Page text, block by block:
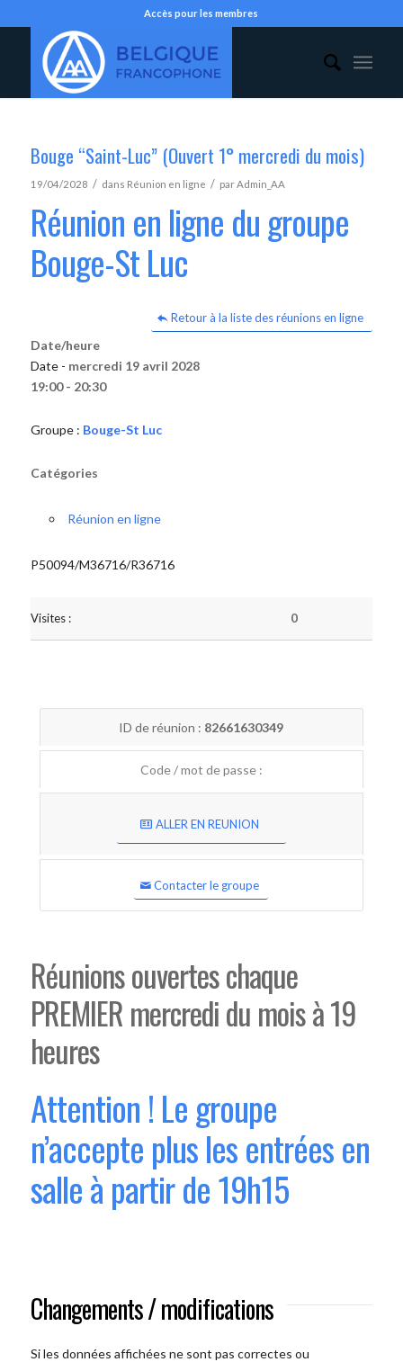
Accès pour les membres
Bouge “Saint-Luc” (Ouvert 1° mercredi du mois)
19/04/2028 / dans Réunion en ligne / parAdmin_AA
Réunion en ligne du groupe
Bouge-St Luc
Retour à la liste des réunions en ligne
Date/heure
Date - mercredi 19 avril 2028
19:00 - 20:30
Groupe : Bouge-St Luc
Catégories
Réunion en ligne
P50094/M36716/R36716
Visites : 0
ID de réunion : 82661630349
Code / mot de passe :
ALLER EN REUNION
Contacter le groupe
Réunions ouvertes chaque
PREMIER mercredi du mois à 19
heures
Attention ! Le groupe
n’accepte plus les entrées en
salle à partir de 19h15
Changements / modifications
Si les données affichées ne sont pas correctes ou